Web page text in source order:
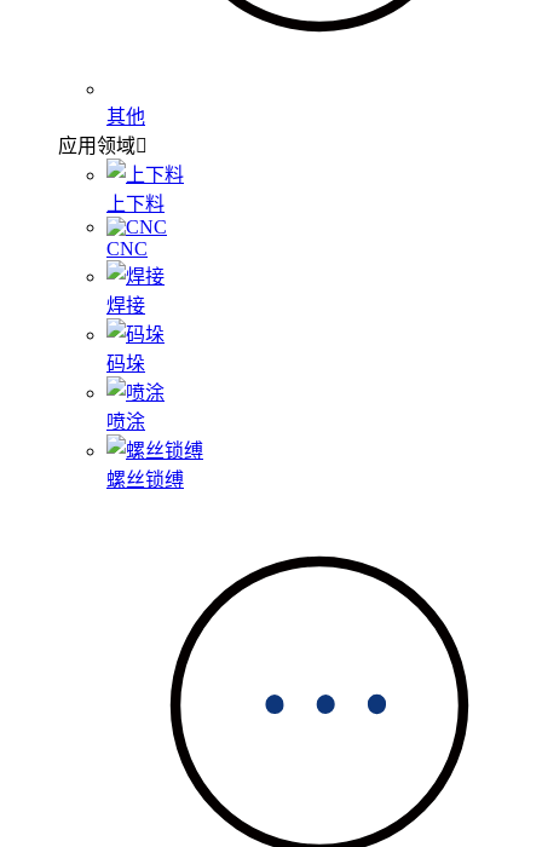
其他
应用领域
上下料
CNC
焊接
码垛
喷涂
螺丝锁缚